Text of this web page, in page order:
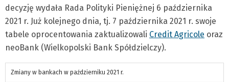
decyzję wydała Rada Polityki Pieniężnej 6 października
2021 r. Już kolejnego dnia, tj. 7 października 2021 r. swoje
tabele oprocentowania zaktualizowali Credit Agricole oraz
neoBank (Wielkopolski Bank Spółdzielczy).
Zmiany w bankach w październiku 2021 r.